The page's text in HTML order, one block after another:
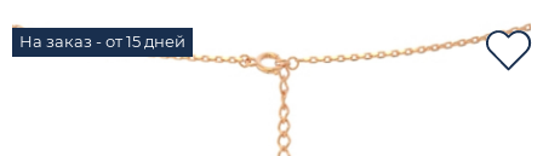
На заказ - от 15 дней